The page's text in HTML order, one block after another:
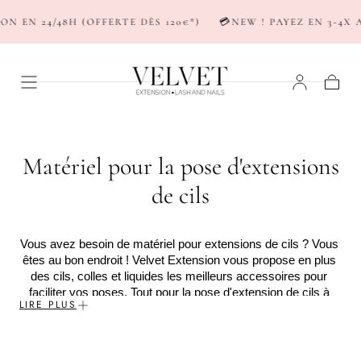
PASSER AU
CONTENU
24/48H (OFFERTE DÈS 120€*) 💳NEW ! PAYEZ EN 3-4X
C
l
e
c
Matériel pour la pose d'extensions
de cils
Vous avez besoin de matériel pour extensions de cils ? Vous
êtes au bon endroit ! Velvet Extension vous propose en plus
des cils, colles et liquides les meilleurs accessoires pour
faciliter vos poses. Tout pour la pose d'extension de cils à
prix mini, avec un excellent rapport qualité-prix. La qualité
LIRE PLUS